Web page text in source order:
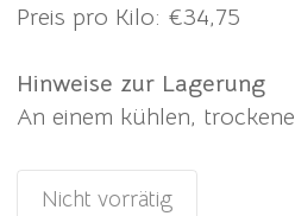
Preis pro Kilo: €34,75
Hinweise zur Lagerung
An einem kühlen,
Nicht vorrätig